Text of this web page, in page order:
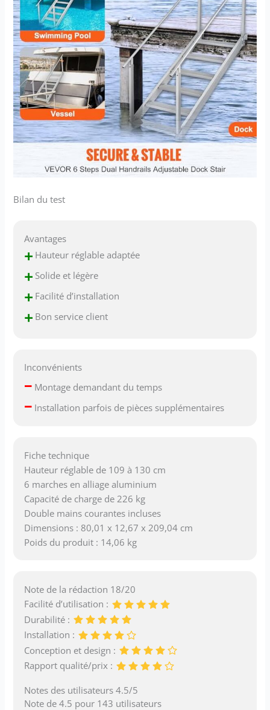
Bilan du test
Avantages
+ Hauteur réglable adaptée
+ Solide et légère
+ Facilité d’installation
+ Bon service client
Inconvénients
– Montage demandant du temps
– Installation parfois de pièces supplémentaires
Fiche technique
Hauteur réglable de 109 à 130 cm
6 marches en alliage aluminium
Capacité de charge de 226 kg
Double mains courantes incluses
Dimensions : 80,01 x 12,67 x 209,04 cm
Poids du produit : 14,06 kg
Note de la rédaction 18/20
Facilité d’utilisation :
Durabilité :
Installation :
Conception et design :
Rapport qualité/prix :
Notes des utilisateurs 4.5/5
Note de 4.5 pour 143 utilisateurs